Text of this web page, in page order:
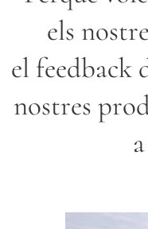
els
el feedback
nostres